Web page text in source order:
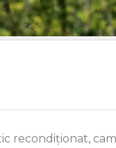
recondiționat,